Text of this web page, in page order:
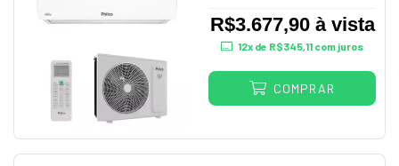
R$3.677,90 à vista
12x de R$345,11 com juros
COMPRAR